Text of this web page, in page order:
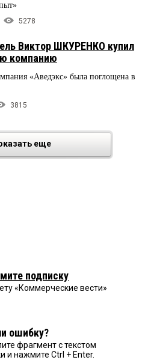
5278
Виктор ШКУРЕНКО купил
компанию
«Аведэкс» была поглощена в
3815
еще
подписку
«Коммерческие вести»
ошибку?
фрагмент с текстом
и нажмите Ctrl + Enter.